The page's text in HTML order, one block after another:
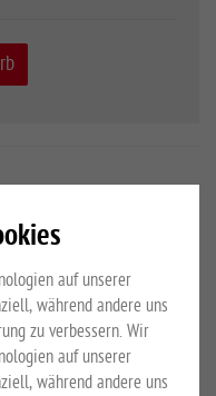
GmbH & Co.KG
auf unserer
während andere uns
zu verbessern. Wir
auf unserer
während andere uns